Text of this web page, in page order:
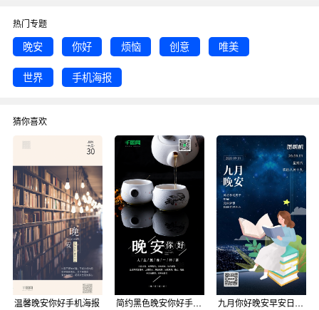
热门专题
晚安 你好 烦恼 创意 唯美
世界 手机海报
猜你喜欢
温馨晚安你好手机海报 简约黑色晚安你好手机海报设计 九月你好晚安早安日签月签手机海报